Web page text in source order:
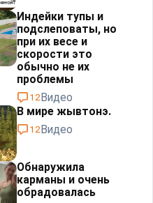
Индейки тупы и
подслеповаты, но
при их весе и
скорости это
обычно не их
проблемы⁠⁠
12Видео
В мире жывтонэ.
12Видео
Обнаружила
карманы и очень
обрадовалась